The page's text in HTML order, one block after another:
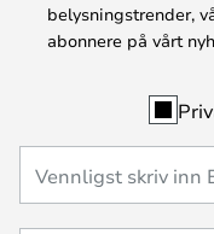
belysningstrender,
abonnere på vårt